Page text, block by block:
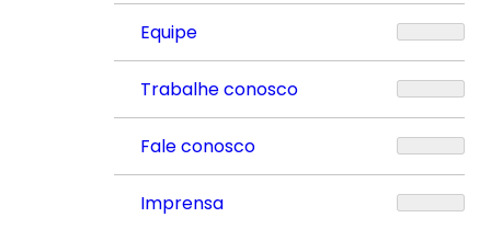
Equipe
Trabalhe conosco
Fale conosco
Imprensa